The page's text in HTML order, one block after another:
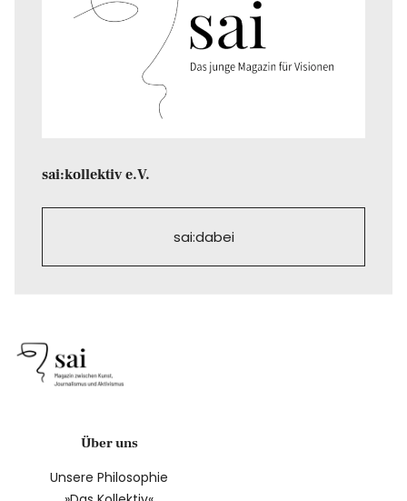
sai:kollektiv e.V.
sai:dabei
Über uns
Unsere Philosophie